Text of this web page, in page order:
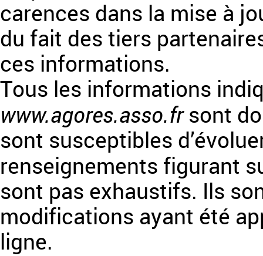
carences dans la mise à
du fait des tiers
ces informations.
Tous les informations
www.agores.asso.fr sont
sont susceptibles
renseignements figurant
sont pas exhaustifs. Ils
modifications ayant été
ligne.